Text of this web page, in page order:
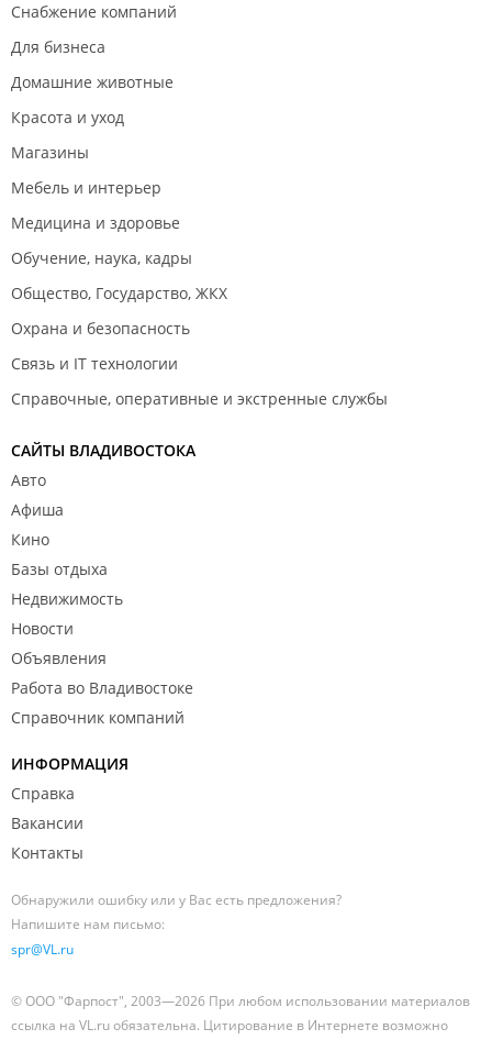
Снабжение компаний
Для бизнеса
Домашние животные
Красота и уход
Магазины
Мебель и интерьер
Медицина и здоровье
Обучение, наука, кадры
Общество, Государство, ЖКХ
Охрана и безопасность
Связь и IT технологии
Справочные, оперативные и экстренные службы
САЙТЫ ВЛАДИВОСТОКА
Авто
Афиша
Кино
Базы отдыха
Недвижимость
Новости
Объявления
Работа во Владивостоке
Справочник компаний
ИНФОРМАЦИЯ
Справка
Вакансии
Контакты
Обнаружили ошибку или у Вас есть предложения?
Напишите нам письмо:
spr@VL.ru
© ООО "Фарпост", 2003—2026 При любом использовании материалов
ссылка на VL.ru обязательна. Цитирование в Интернете возможно